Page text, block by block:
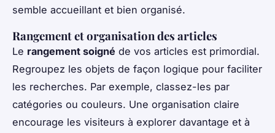
semble accueillant et bien organisé.
Rangement et organisation des articles
Le rangement soigné de vos articles est primordial.
Regroupez les objets de façon logique pour faciliter
les recherches. Par exemple, classez-les par
catégories ou couleurs. Une organisation claire
encourage les visiteurs à explorer davantage et à